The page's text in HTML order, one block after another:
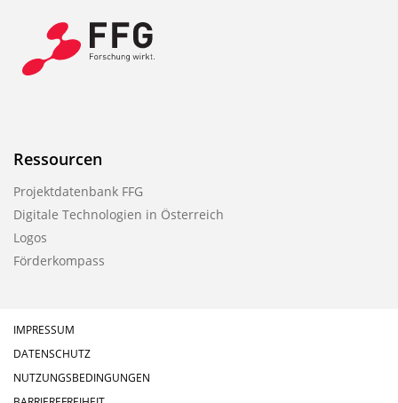
Ressourcen
Projektdatenbank FFG
Digitale Technologien in Österreich
Logos
Förderkompass
IMPRESSUM
DATENSCHUTZ
NUTZUNGSBEDINGUNGEN